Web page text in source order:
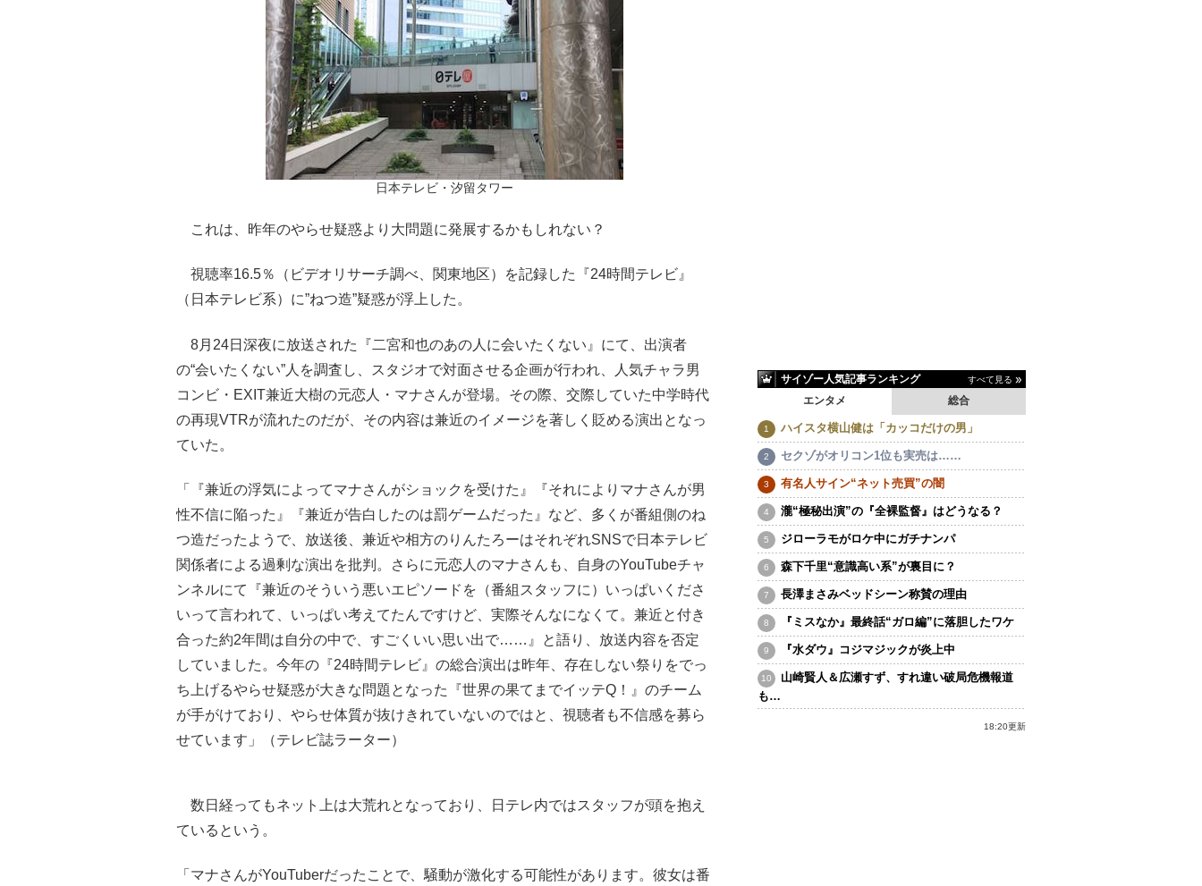
日本テレビ・汐留タワー
これは、昨年のやらせ疑惑より大問題に発展するかもしれない？
視聴率16.5％（ビデオリサーチ調べ、関東地区）を記録した『24時間テレビ』
（日本テレビ系）に”ねつ造”疑惑が浮上した。
8月24日深夜に放送された『二宮和也のあの人に会いたくない』にて、出演者
の“会いたくない”人を調査し、スタジオで対面させる企画が行われ、人気チャラ男
コンビ・EXIT兼近大樹の元恋人・マナさんが登場。その際、交際していた中学時代
の再現VTRが流れたのだが、その内容は兼近のイメージを著しく貶める演出となっ
ていた。
「『兼近の浮気によってマナさんがショックを受けた』『それによりマナさんが男
性不信に陥った』『兼近が告白したのは罰ゲームだった』など、多くが番組側のね
つ造だったようで、放送後、兼近や相方のりんたろーはそれぞれSNSで日本テレビ
関係者による過剰な演出を批判。さらに元恋人のマナさんも、自身のYouTubeチャ
ンネルにて『兼近のそういう悪いエピソードを（番組スタッフに）いっぱいくださ
いって言われて、いっぱい考えてたんですけど、実際そんなになくて。兼近と付き
合った約2年間は自分の中で、すごくいい思い出で……』と語り、放送内容を否定
していました。今年の『24時間テレビ』の総合演出は昨年、存在しない祭りをでっ
ち上げるやらせ疑惑が大きな問題となった『世界の果てまでイッテQ！』のチーム
が手がけており、やらせ体質が抜けきれていないのではと、視聴者も不信感を募ら
せています」（テレビ誌ラーター）
数日経ってもネット上は大荒れとなっており、日テレ内ではスタッフが頭を抱え
ているという。
「マナさんがYouTuberだったことで、騒動が激化する可能性があります。彼女は番
サイゾー人気記事ランキング すべて見る
エンタメ 総合
ハイスタ横山健は「カッコだけの男」
セクゾがオリコン1位も実売は……
有名人サイン“ネット売買”の闇
瀧“極秘出演”の『全裸監督』はどうなる？
ジローラモがロケ中にガチナンパ
森下千里“意識高い系”が裏目に？
長澤まさみベッドシーン称賛の理由
『ミスなか』最終話“ガロ編”に落胆したワケ
『水ダウ』コジマジックが炎上中
山崎賢人＆広瀬すず、すれ違い破局危機報道
も…
18:20更新